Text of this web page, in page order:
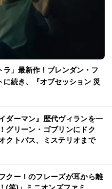
」最新作！ブレンダン・フ
に続き、『オブセッション 災
イダーマン』歴代ヴィランを一
グリーン・ゴブリンにドク
クトパス、ミステリオまで
フクー！のフレーズが耳から離
(笑)」ミニオンズファミ